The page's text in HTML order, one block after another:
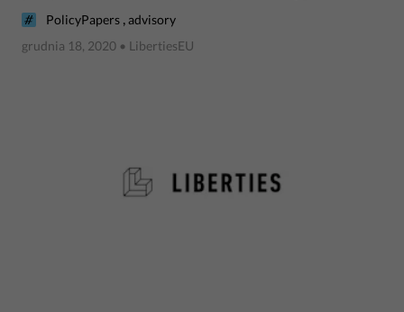
PolicyPapers ,advisory
grudnia 18, 2020 • LibertiesEU